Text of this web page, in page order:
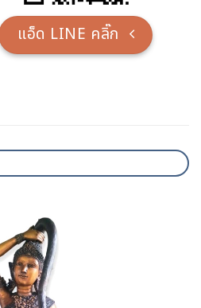
แอ็ด LINE คลิ๊ก